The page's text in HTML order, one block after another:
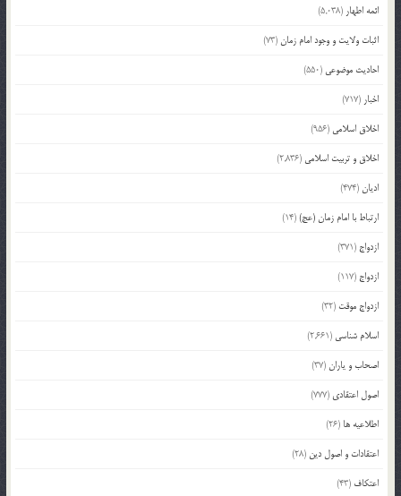
ائمه اطهار (5,038)
اثبات ولایت و وجود امام زمان (73)
احادیث موضوعی (550)
اخبار (717)
اخلاق اسلامی (956)
اخلاق و تربیت اسلامی (2,836)
ادیان (474)
ارتباط با امام زمان (عج)(14)
ازدواج (371)
ازدواج (117)
ازدواج موقت (32)
اسلام شناسی (2,661)
اصحاب و یاران (37)
اصول اعتقادی (777)
اطلاعیه ها (26)
اعتقادات و اصول دین (28)
اعتکاف (43)